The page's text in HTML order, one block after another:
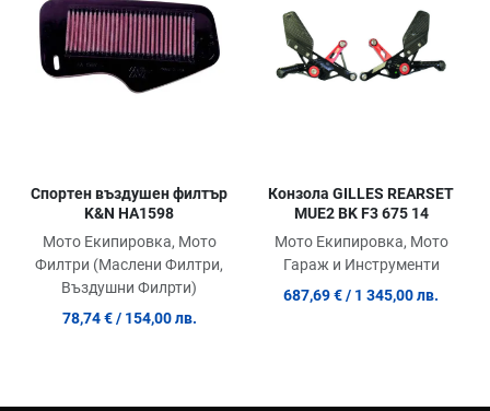
Quick View
Спортен въздушен филтър
K&N HA1598
Мото Екипировка, Мото
Филтри (Маслени Филтри,
Въздушни Филрти)
78,74 € / 154,00 лв.
Конзола GILLES REARSET
MUE2 BK F3 675 14
Мото Екипировка, Мото
Гараж и Инструменти
687,69 €/ 1 345,00 лв.